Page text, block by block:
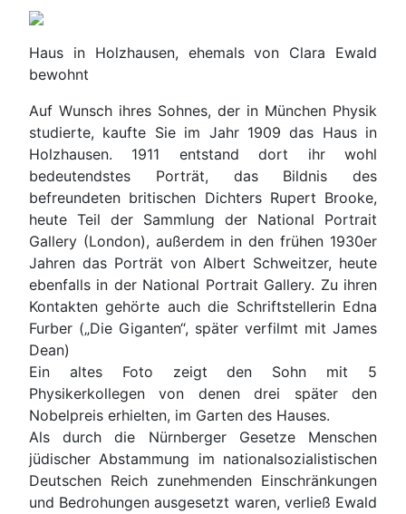
Haus in Holzhausen, ehemals von Clara Ewald
bewohnt
Auf Wunsch ihres Sohnes, der in München Physik
studierte, kaufte Sie im Jahr 1909 das Haus in
Holzhausen. 1911 entstand dort ihr wohl
bedeutendstes Porträt, das Bildnis des
befreundeten britischen Dichters Rupert Brooke,
heute Teil der Sammlung der National Portrait
Gallery (London), außerdem in den frühen 1930er
Jahren das Porträt von Albert Schweitzer, heute
ebenfalls in der National Portrait Gallery. Zu ihren
Kontakten gehörte auch die Schriftstellerin Edna
Furber („Die Giganten“, später verfilmt mit James
Dean)
Ein altes Foto zeigt den Sohn mit 5
Physikerkollegen von denen drei später den
Nobelpreis erhielten, im Garten des Hauses.
Als durch die Nürnberger Gesetze Menschen
jüdischer Abstammung im nationalsozialistischen
Deutschen Reich zunehmenden Einschränkungen
und Bedrohungen ausgesetzt waren, verließ Ewald